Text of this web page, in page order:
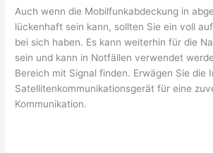
Auch wenn die Mobilfunkabdeckung in
lückenhaft sein kann, sollten Sie ein voll
bei sich haben. Es kann weiterhin für die
sein und kann in Notfällen verwendet
Bereich mit Signal finden. Erwägen Sie die
Satellitenkommunikationsgerät für eine
Kommunikation.